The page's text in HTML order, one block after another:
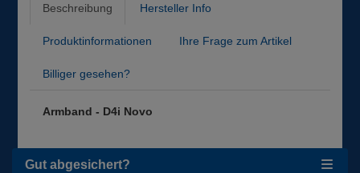
Beschreibung Hersteller Info
Produktinformationen Ihre Frage zum Artikel
Billiger gesehen?
Armband - D4i Novo
Gut abgesichert?